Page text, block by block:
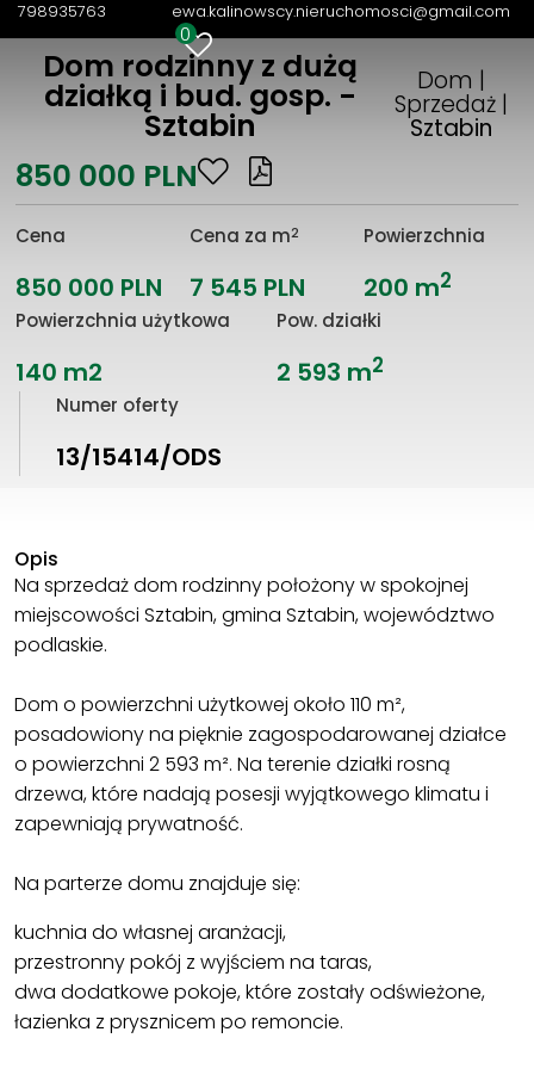
798935763 ewa.kalinowscy.nieruchomosci@gmail.com
0
Dom rodzinny z dużą
działką i bud. gosp. -
Sztabin
Dom |
Sprzedaż |
Sztabin
850 000 PLN
Cena
850 000 PLN
Cena za m2
7 545 PLN
Powierzchnia
200 m2
Powierzchnia użytkowa
140 m2
Pow. działki
2 593 m2
Numer oferty
13/15414/ODS
Opis
Na sprzedaż dom rodzinny położony w spokojnej
miejscowości Sztabin, gmina Sztabin, województwo
podlaskie.
Dom o powierzchni użytkowej około 110 m²,
posadowiony na pięknie zagospodarowanej działce
o powierzchni 2 593 m². Na terenie działki rosną
drzewa, które nadają posesji wyjątkowego klimatu i
zapewniają prywatność.
Na parterze domu znajduje się:
kuchnia do własnej aranżacji,
przestronny pokój z wyjściem na taras,
dwa dodatkowe pokoje, które zostały odświeżone,
łazienka z prysznicem po remoncie.